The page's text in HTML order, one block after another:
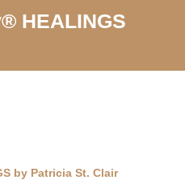
HEALINGS
by Patricia St. Clair